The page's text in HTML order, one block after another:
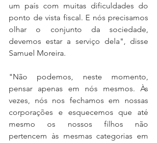
um país com muitas dificuldades do
ponto de vista fiscal. E nós precisamos
olhar o conjunto da sociedade,
devemos estar a serviço dela", disse
Samuel Moreira.
"Não podemos, neste momento,
pensar apenas em nós mesmos. Às
vezes, nós nos fechamos em nossas
corporações e esquecemos que até
mesmo os nossos filhos não
pertencem às mesmas categorias em